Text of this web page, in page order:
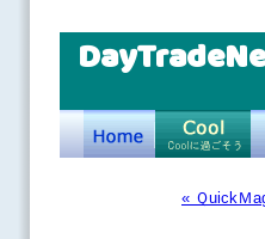
« ＱuickＭ